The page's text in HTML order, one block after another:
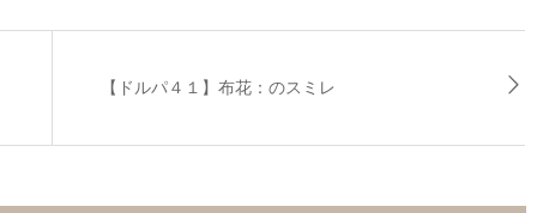
【ドルパ４１】布花：のスミレ